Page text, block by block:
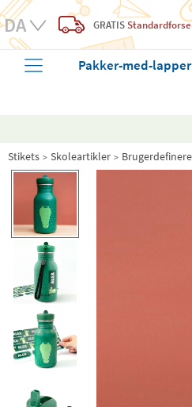
GRATIS
Pakker-med-lapper
Stikets Skoleartikler